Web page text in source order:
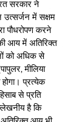
सरकार ने
में सक्षम
पौधरोपण करने
आय में अतिरिक्त
को अधिक से
मीलिया
प्रत्येक
से प्रति
है कि